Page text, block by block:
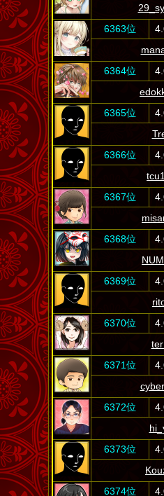
6363位
6364位
6365位
6366位
6367位
6368位
6369位
6370位
6371位
6372位
6373位
6374位